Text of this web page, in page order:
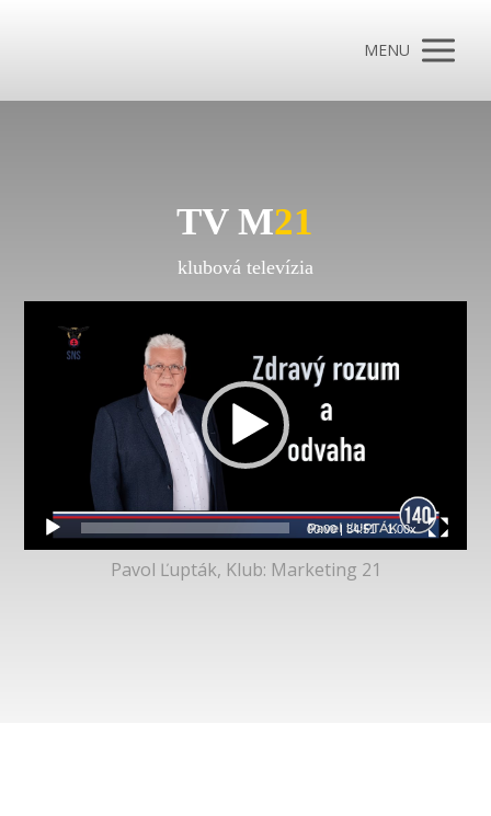
MENU
TV M21
klubová televízia
prehrávač
00:00| 34:51 1.00x
Pavol Ľupták, Klub: Marketing 21